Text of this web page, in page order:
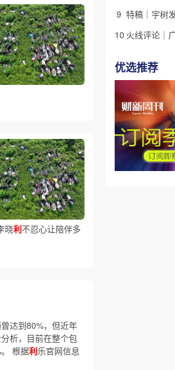
晓利不忍心让陪伴多
达到80%，但近年
析，目前在整个包
根据利乐官网信息
9
10
优选推荐